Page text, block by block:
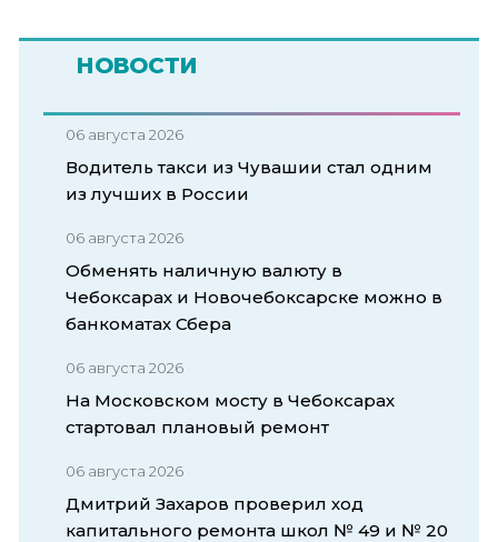
НОВОСТИ
06 августа 2026
Водитель такси из Чувашии стал одним
из лучших в России
06 августа 2026
Обменять наличную валюту в
Чебоксарах и Новочебоксарске можно в
банкоматах Сбера
06 августа 2026
На Московском мосту в Чебоксарах
стартовал плановый ремонт
06 августа 2026
Дмитрий Захаров проверил ход
капитального ремонта школ № 49 и № 20